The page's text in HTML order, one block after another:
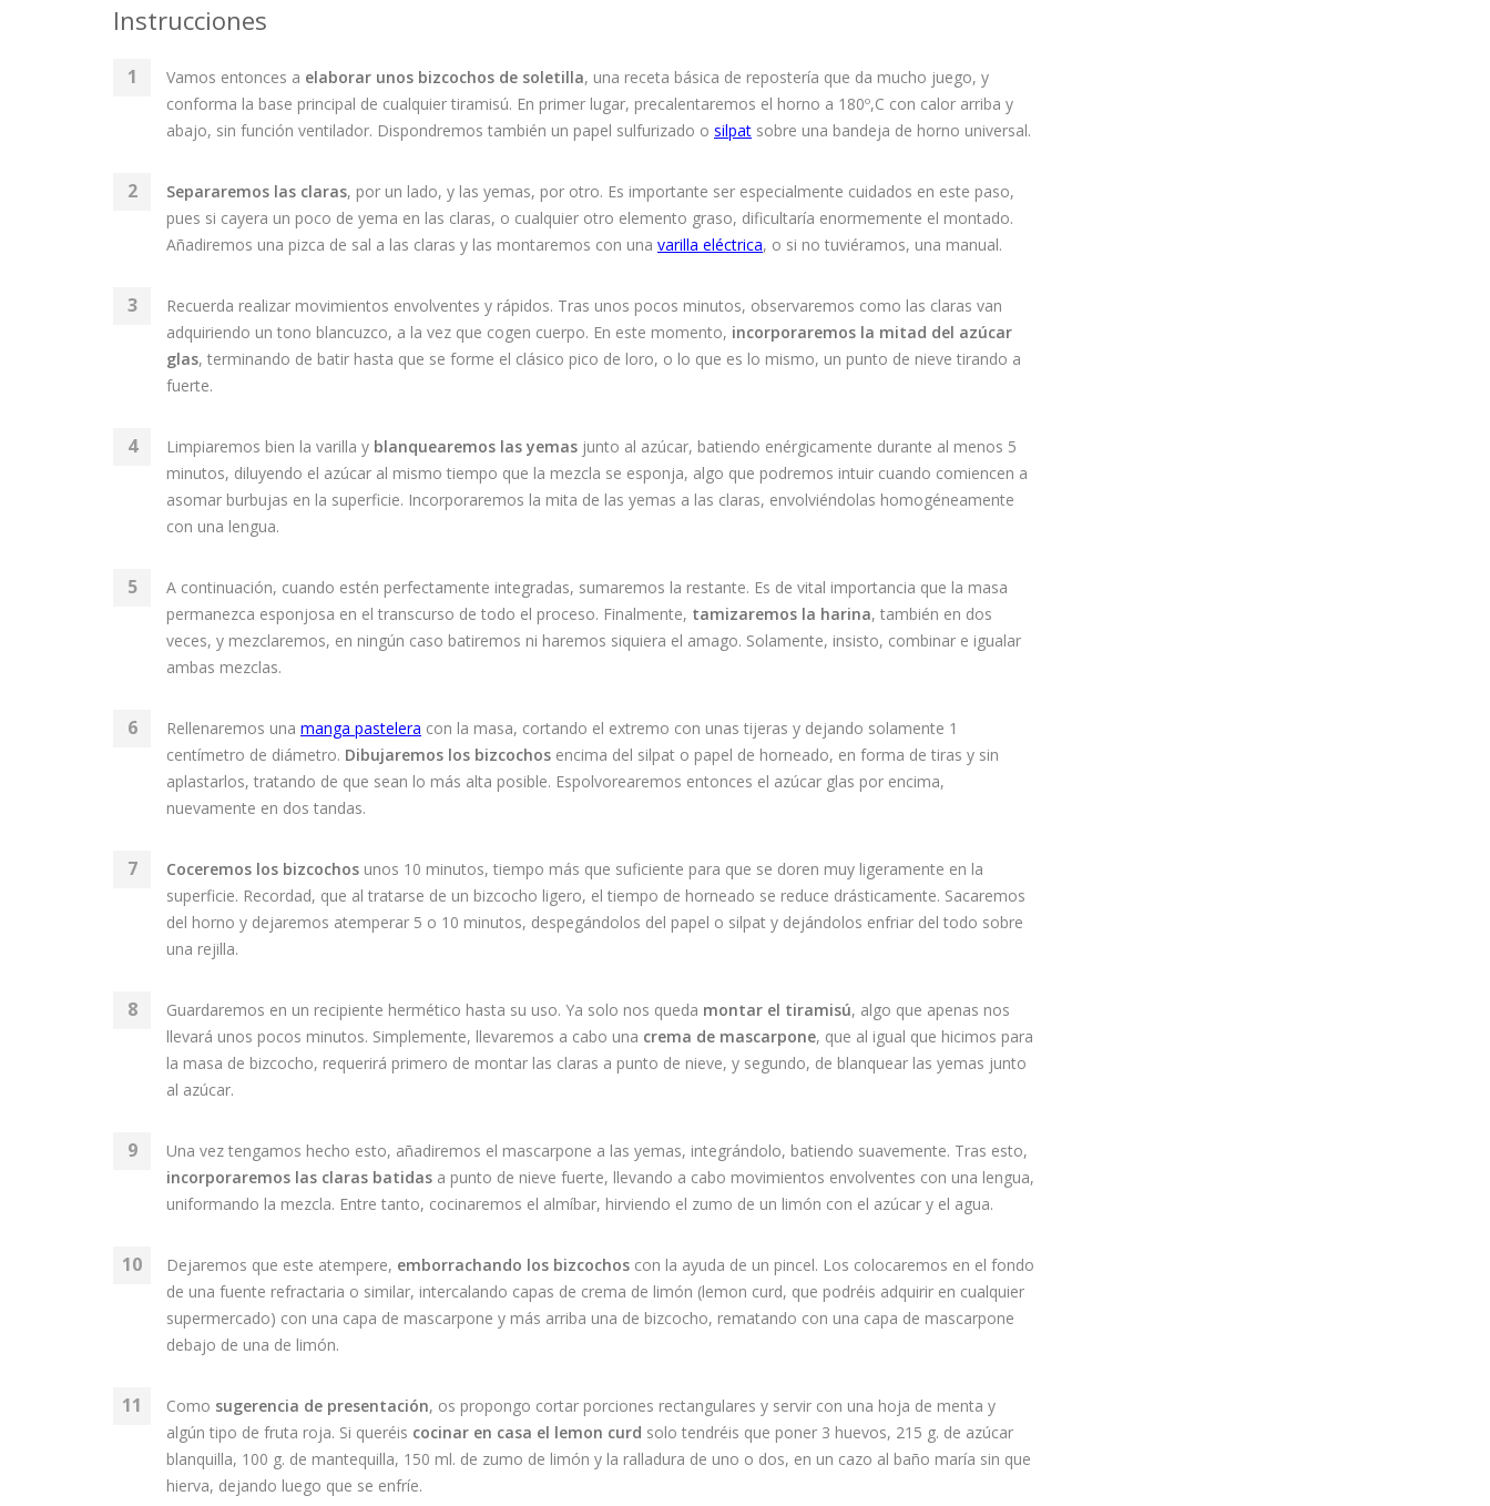
Instrucciones
Vamos entonces a elaborar unos bizcochos de soletilla, una receta básica de repostería que da mucho juego, y
conforma la base principal de cualquier tiramisú. En primer lugar, precalentaremos el horno a 180º,C con calor arriba y
abajo, sin función ventilador. Dispondremos también un papel sulfurizado o silpat sobre una bandeja de horno universal.
Separaremos las claras, por un lado, y las yemas, por otro. Es importante ser especialmente cuidados en este paso,
pues si cayera un poco de yema en las claras, o cualquier otro elemento graso, dificultaría enormemente el montado.
Añadiremos una pizca de sal a las claras y las montaremos con una varilla eléctrica, o si no tuviéramos, una manual.
Recuerda realizar movimientos envolventes y rápidos. Tras unos pocos minutos, observaremos como las claras van
adquiriendo un tono blancuzco, a la vez que cogen cuerpo. En este momento, incorporaremos la mitad del azúcar
glas, terminando de batir hasta que se forme el clásico pico de loro, o lo que es lo mismo, un punto de nieve tirando a
fuerte.
Limpiaremos bien la varilla y blanquearemos las yemas junto al azúcar, batiendo enérgicamente durante al menos 5
minutos, diluyendo el azúcar al mismo tiempo que la mezcla se esponja, algo que podremos intuir cuando comiencen a
asomar burbujas en la superficie. Incorporaremos la mita de las yemas a las claras, envolviéndolas homogéneamente
con una lengua.
A continuación, cuando estén perfectamente integradas, sumaremos la restante. Es de vital importancia que la masa
permanezca esponjosa en el transcurso de todo el proceso. Finalmente, tamizaremos la harina, también en dos
veces, y mezclaremos, en ningún caso batiremos ni haremos siquiera el amago. Solamente, insisto, combinar e igualar
ambas mezclas.
Rellenaremos una manga pastelera con la masa, cortando el extremo con unas tijeras y dejando solamente 1
centímetro de diámetro. Dibujaremos los bizcochos encima del silpat o papel de horneado, en forma de tiras y sin
aplastarlos, tratando de que sean lo más alta posible. Espolvorearemos entonces el azúcar glas por encima,
nuevamente en dos tandas.
Coceremos los bizcochos unos 10 minutos, tiempo más que suficiente para que se doren muy ligeramente en la
superficie. Recordad, que al tratarse de un bizcocho ligero, el tiempo de horneado se reduce drásticamente. Sacaremos
del horno y dejaremos atemperar 5 o 10 minutos, despegándolos del papel o silpat y dejándolos enfriar del todo sobre
una rejilla.
Guardaremos en un recipiente hermético hasta su uso. Ya solo nos queda montar el tiramisú, algo que apenas nos
llevará unos pocos minutos. Simplemente, llevaremos a cabo una crema de mascarpone, que al igual que hicimos para
la masa de bizcocho, requerirá primero de montar las claras a punto de nieve, y segundo, de blanquear las yemas junto
al azúcar.
Una vez tengamos hecho esto, añadiremos el mascarpone a las yemas, integrándolo, batiendo suavemente. Tras esto,
incorporaremos las claras batidas a punto de nieve fuerte, llevando a cabo movimientos envolventes con una lengua,
uniformando la mezcla. Entre tanto, cocinaremos el almíbar, hirviendo el zumo de un limón con el azúcar y el agua.
Dejaremos que este atempere, emborrachando los bizcochos con la ayuda de un pincel. Los colocaremos en el fondo
de una fuente refractaria o similar, intercalando capas de crema de limón (lemon curd, que podréis adquirir en cualquier
supermercado) con una capa de mascarpone y más arriba una de bizcocho, rematando con una capa de mascarpone
debajo de una de limón.
Como sugerencia de presentación, os propongo cortar porciones rectangulares y servir con una hoja de menta y
algún tipo de fruta roja. Si queréis cocinar en casa el lemon curd solo tendréis que poner 3 huevos, 215 g. de azúcar
blanquilla, 100 g. de mantequilla, 150 ml. de zumo de limón y la ralladura de uno o dos, en un cazo al baño maría sin que
hierva, dejando luego que se enfríe.